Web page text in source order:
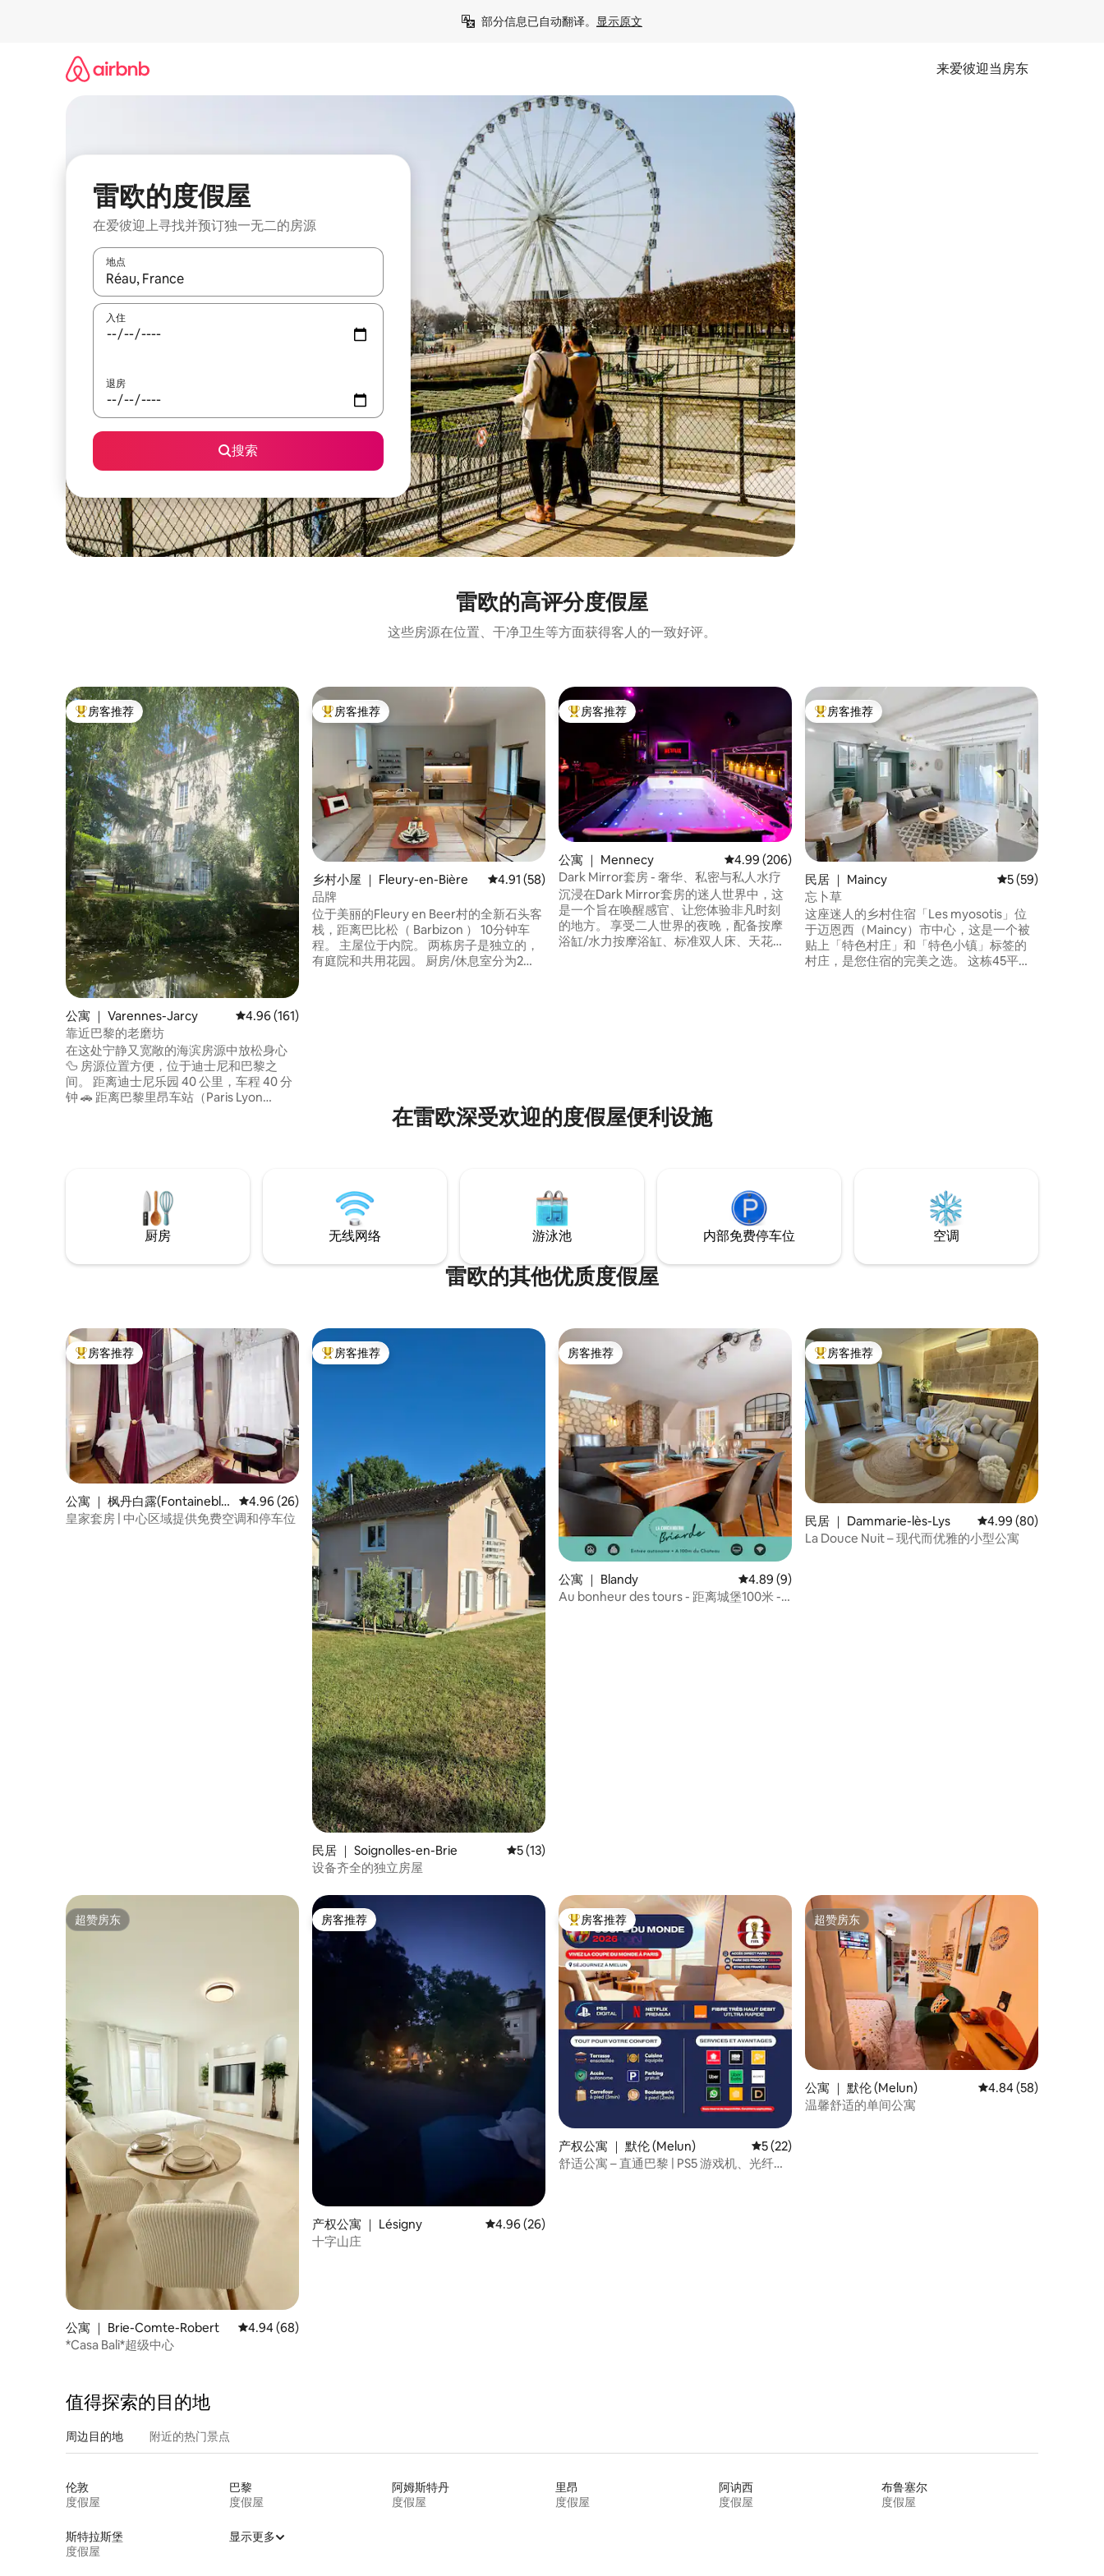
部分信息已自动翻译。 显示原文
来爱彼迎当房东
雷欧的度假屋
在爱彼迎上寻找并预订独一无二的房源
地点
如有搜索结果，请使用上下方向键查看，或通过点击或滑动手势浏览。
入住
退房
搜索
雷欧的高评分度假屋
这些房源在位置、干净卫生等方面获得客人的一致好评。
热门「房客推荐」
房客推荐
公寓 ｜ Varennes-Jarcy 平均评分 4.96 分（满分 5 分），共 161 条评价
4.96 (161)
靠近巴黎的老磨坊
在这处宁静又宽敞的海滨房源中放松身心
🦆 房源位置方便，位于迪士尼和巴黎之
间。 距离迪士尼乐园 40 公里，车程 40 分
钟 🚗 距离巴黎里昂车站（Paris Lyon
热门「房客推荐」
房客推荐
乡村小屋 ｜ Fleury-en-Bière 平均评分 4.91 分（满分 5 分），共 58 条评价
4.91 (58)
品牌
位于美丽的Fleury en Beer村的全新石头客
栈，距离巴比松（ Barbizon ） 10分钟车
程。 主屋位于内院。 两栋房子是独立的，
有庭院和共用花园。 厨房/休息室分为2
热门「房客推荐」
房客推荐
公寓 ｜ Mennecy 平均评分 4.99 分（满分 5 分），共 206 条评价
4.99 (206)
Dark Mirror套房 - 奢华、私密与私人水疗
沉浸在Dark Mirror套房的迷人世界中，这
是一个旨在唤醒感官、让您体验非凡时刻
的地方。 享受二人世界的夜晚，配备按摩
浴缸/水力按摩浴缸、标准双人床、天花板
热门「房客推荐」
房客推荐
民居 ｜ Maincy 平均评分 5 分（满
5 (59)
忘卜草
这座迷人的乡村住宿「Les myosotis」位
于迈恩西（Maincy）市中心，这是一个被
贴上「特色村庄」和「特色小镇」标签的
村庄，是您住宿的完美之选。 这栋45平方
在雷欧深受欢迎的度假屋便利设施
厨房 无线网络 游泳池 内部免费停车位 空调
雷欧的其他优质度假屋
热门「房客推荐」
房客推荐
公寓 ｜ 枫丹白露(Fontaineble
au)
平均评分 4.96 分（满分 5 分），共 26 条评价
4.96 (26)
皇家套房 | 中心区域提供免费空调和停车位
热门「房客推荐」
房客推荐
民居 ｜ Soignolles-en-Brie 平均评分 5 分（满分 5 分），共 13 条评价
5 (13)
设备齐全的独立房屋
房客推荐
房客推荐
公寓 ｜ Blandy 平均评分 4.89 分（满分 5 分），共 9 条评价
4.89 (9)
Au bonheur des tours - 距离城堡100米 -
热门「房客推荐」
房客推荐
民居 ｜ Dammarie-lès-Lys 平均评分 4.99 分（满
4.99 (80)
La Douce Nuit – 现代而优雅的小型公寓
超赞房东
超赞房东
公寓 ｜ Brie-Comte-Robert 平均评分 4.94 分（满分 5 分），共 68 条评价
4.94 (68)
*Casa Bali*超级中心
房客推荐
房客推荐
产权公寓 ｜ Lésigny 平均评分 4.96 分（满分 5 分），共 26 条评价
4.96 (26)
十字山庄
热门「房客推荐」
房客推荐
产权公寓 ｜ 默伦 (Melun) 平均评分 5 分（满分 5 分），共 22 条评价
5 (22)
舒适公寓 – 直通巴黎 | PS5 游戏机、光纤网
超赞房东
超赞房东
公寓 ｜ 默伦 (Melun) 平均评分 4.84 分（满
4.84 (58)
温馨舒适的单间公寓
值得探索的目的地
周边目的地 附近的热门景点
伦敦
度假屋
巴黎
度假屋
阿姆斯特丹
度假屋
里昂
度假屋
阿讷西
度假屋
布鲁塞尔
度假屋
斯特拉斯堡
度假屋
显示更多